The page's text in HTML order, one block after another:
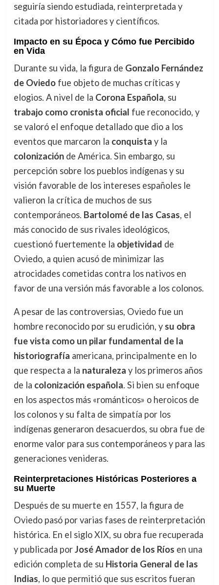
seguiría siendo estudiada, reinterpretada y
citada por historiadores y científicos.
Impacto en su Época y Cómo fue Percibido
en Vida
Durante su vida, la figura de Gonzalo Fernández
de Oviedofue objeto de muchas críticas y
elogios. A nivel de la Corona Española, su
trabajo como cronista oficial fue reconocido, y
se valoró el enfoque detallado que dio a los
eventos que marcaron la conquista y la
colonizaciónde América. Sin embargo, su
percepción sobre los pueblos indígenas y su
visión favorable de los intereses españoles le
valieron la crítica de muchos de sus
contemporáneos. Bartolomé de las Casas, el
más conocido de sus rivales ideológicos,
cuestionó fuertemente la objetividad de
Oviedo, a quien acusó de minimizar las
atrocidades cometidas contra los nativos en
favor de una versión más favorable a los colonos.
A pesar de las controversias, Oviedo fue un
hombre reconocido por su erudición, y su obra
fue vista como un pilar fundamental de la
historiografía americana, principalmente en lo
que respecta a la naturaleza y los primeros años
de la colonización española. Si bien su enfoque
en los aspectos más «románticos» o heroicos de
los colonos y su falta de simpatía por los
indígenas generaron desacuerdos, su obra fue de
enorme valor para sus contemporáneos y para las
generaciones venideras.
Reinterpretaciones Históricas Posteriores a
su Muerte
Después de su muerte en 1557, la figura de
Oviedo pasó por varias fases de reinterpretación
histórica. En el siglo XIX, su obra fue recuperada
y publicada porJosé Amador de los Ríos en una
edición completa de su Historia General de las
Indias, lo que permitió que sus escritos fueran